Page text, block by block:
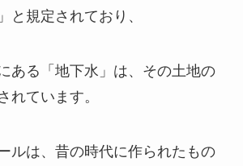
と規定されており、
ある「地下水」は、その土地の
れています。
ルは、昔の時代に作られたもの